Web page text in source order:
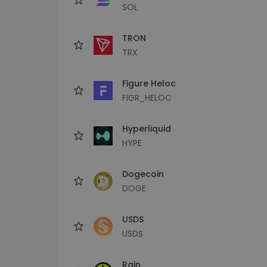
SOL
TRON
TRX
Figure Heloc
FIGR_HELOC
Hyperliquid
HYPE
Dogecoin
DOGE
USDS
USDS
Rain